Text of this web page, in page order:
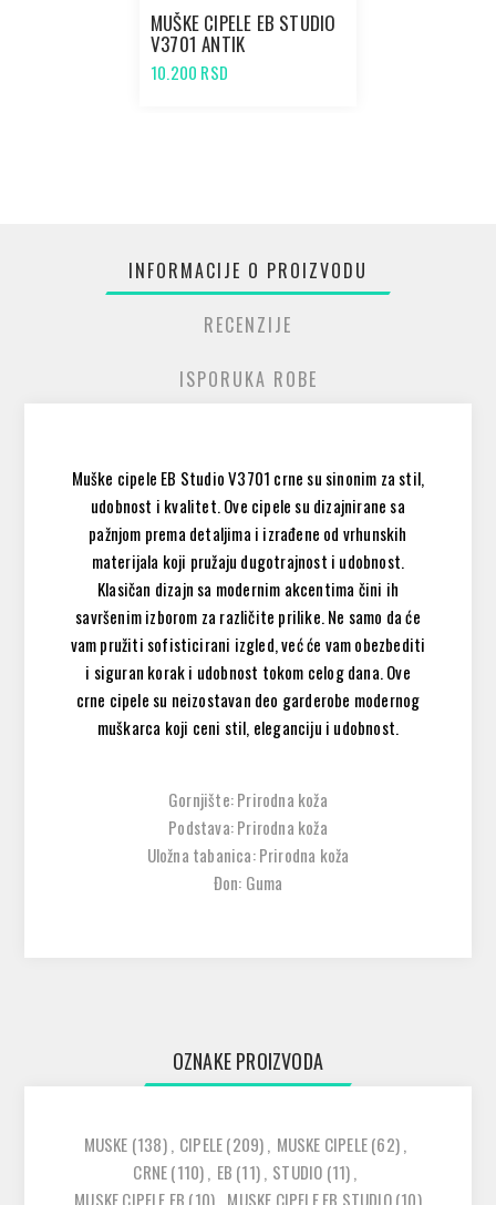
MUŠKE CIPELE EB STUDIO
V3701 ANTIK
10.200 RSD
INFORMACIJE O PROIZVODU
RECENZIJE
ISPORUKA ROBE
Muške cipele EB Studio V3701 crne su sinonim za stil,
udobnost i kvalitet. Ove cipele su dizajnirane sa
pažnjom prema detaljima i izrađene od vrhunskih
materijala koji pružaju dugotrajnost i udobnost.
Klasičan dizajn sa modernim akcentima čini ih
savršenim izborom za različite prilike. Ne samo da će
vam pružiti sofisticirani izgled, već će vam obezbediti
i siguran korak i udobnost tokom celog dana. Ove
crne cipele su neizostavan deo garderobe modernog
muškarca koji ceni stil, eleganciju i udobnost.
Gornjište: Prirodna koža
Podstava: Prirodna koža
Uložna tabanica: Prirodna koža
Đon: Guma
OZNAKE PROIZVODA
MUSKE (138), CIPELE(209), MUSKE CIPELE(62),
CRNE(110), EB (11), STUDIO (11),
MUSKE CIPELE EB (10), MUSKE CIPELE EB STUDIO(10)